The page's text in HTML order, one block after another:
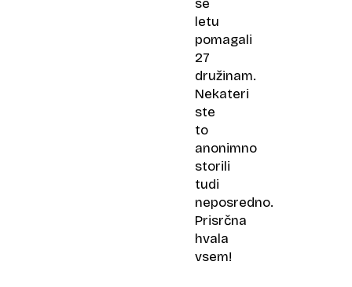
se
letu
pomagali
27
družinam.
Nekateri
ste
to
anonimno
storili
tudi
neposredno.
Prisrčna
hvala
vsem!